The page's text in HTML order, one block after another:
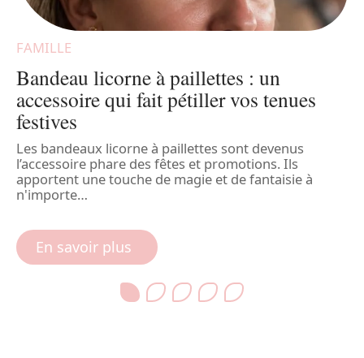
FAMILLE
Bandeau licorne à paillettes : un
accessoire qui fait pétiller vos tenues
festives
Les bandeaux licorne à paillettes sont devenus
l’accessoire phare des fêtes et promotions. Ils
apportent une touche de magie et de fantaisie à
n'importe…
En savoir plus